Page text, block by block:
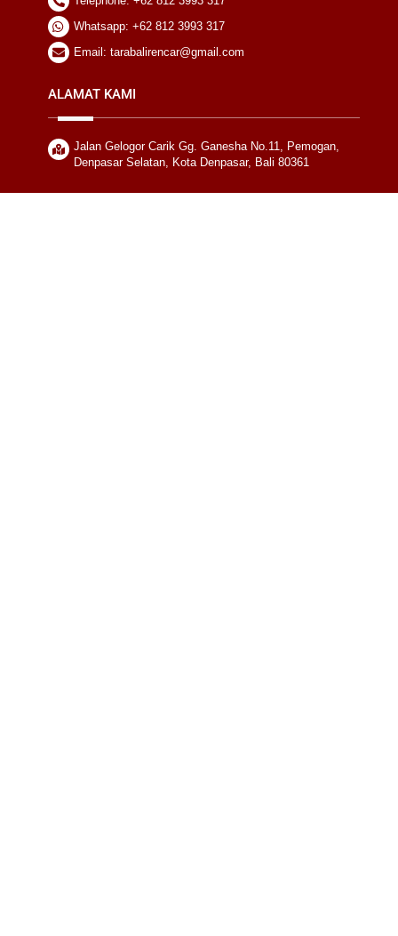
Whatsapp: +62 812 3993 317
Email: tarabalirencar@gmail.com
ALAMAT KAMI
Jalan Gelogor Carik Gg. Ganesha No.11, Pemogan,
Denpasar Selatan, Kota Denpasar, Bali 80361